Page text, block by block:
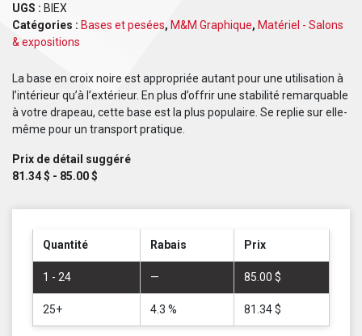
UGS : BIEX
Catégories : Bases et pesées, M&M Graphique, Matériel - Salons
& expositions
La base en croix noire est appropriée autant pour une utilisation à
l’intérieur qu’à l’extérieur. En plus d’offrir une stabilité remarquable
à votre drapeau, cette base est la plus populaire. Se replie sur elle-
même pour un transport pratique.
Prix de détail suggéré
81.34$ - 85.00$
Quantité Rabais Prix
1 - 24 — 85.00 $
25+ 4.3 % 81.34$